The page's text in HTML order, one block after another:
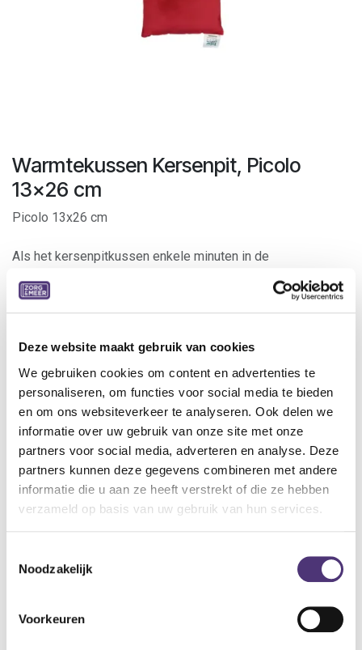
Deze website maakt gebruik van cookies
We gebruiken cookies om content en advertenties te
personaliseren, om functies voor social media te bieden
en om ons websiteverkeer te analyseren. Ook delen we
informatie over uw gebruik van onze site met onze
partners voor social media, adverteren en analyse. Deze
partners kunnen deze gegevens combineren met andere
informatie die u aan ze heeft verstrekt of die ze hebben
verzameld op basis van uw gebruik van hun services.
Noodzakelijk
Voorkeuren
Warmtekussen Kersenpit, Picolo
13x26 cm
Picolo 13x26 cm
Als het kersenpitkussen enkele minuten in de
knusse warmte uit. Het verlost u van koude voeten.
Neemt onmiddellijk de vorm van het lichaam aan.
Om het te reinigen mag het volledig in de wasmachine.
Kan niet uitlopen en wordt nooit kouder dan de eigen
lichaamstemperatuur.
Ideaal om baby's wiegje op te warmen.
Gebruiksaanwijzing
Leg het kussentje in de nek als u wat gespannen bent, op
de buik om krampen te verlichten.
Opwarming in de magnetron gedurende 4 minuten op 700 à
tegen te gaan.
Machine-wasbaar op 30°C.
8,89€